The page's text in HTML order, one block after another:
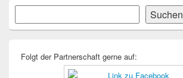
Primärer
Widgetbereich
Suchen
Folgt der Partnerschaft gerne auf: